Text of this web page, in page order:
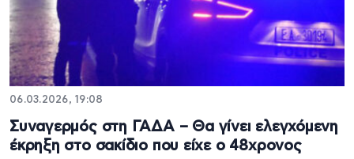
06.03.2026, 19:08
Συναγερμός στη ΓΑΔΑ – Θα γίνει ελεγχόμενη
έκρηξη στο σακίδιο που είχε ο 48χρονος